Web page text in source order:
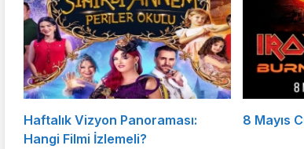
Haftalık Vizyon Panoraması:
Hangi Filmi İzlemeli?
8 Mayıs